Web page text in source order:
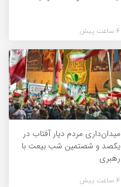
4 ساعت پیش
میدان‌داری مردم دیار آفتاب در
یکصد و شصتمین شب بیعت با
رهبری
4 ساعت پیش